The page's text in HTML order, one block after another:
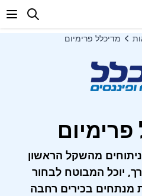
מדיכלל פרימיום
מהשקל הראשון
יוכל המבוטח לבחור
בכירים רחבה